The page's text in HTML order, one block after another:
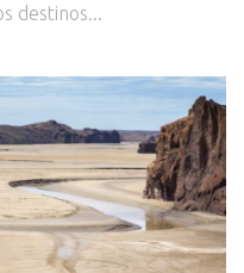
destinos...